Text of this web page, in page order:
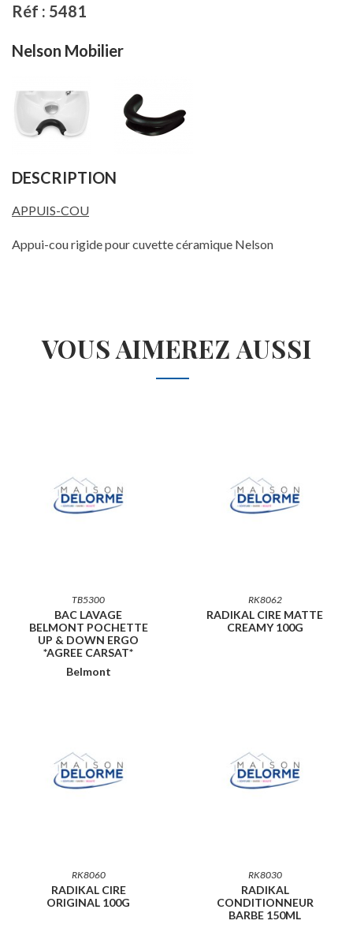
Réf : 5481
Nelson Mobilier
DESCRIPTION
APPUIS-COU
Appui-cou rigide pour cuvette céramique Nelson
VOUS AIMEREZ AUSSI
TB5300
BAC LAVAGE
BELMONT POCHETTE
UP & DOWN ERGO
*AGREE CARSAT*
Belmont
RK8062
RADIKAL CIRE MATTE
CREAMY 100G
RK8060
RADIKAL CIRE
ORIGINAL 100G
RK8030
RADIKAL
CONDITIONNEUR
BARBE 150ML